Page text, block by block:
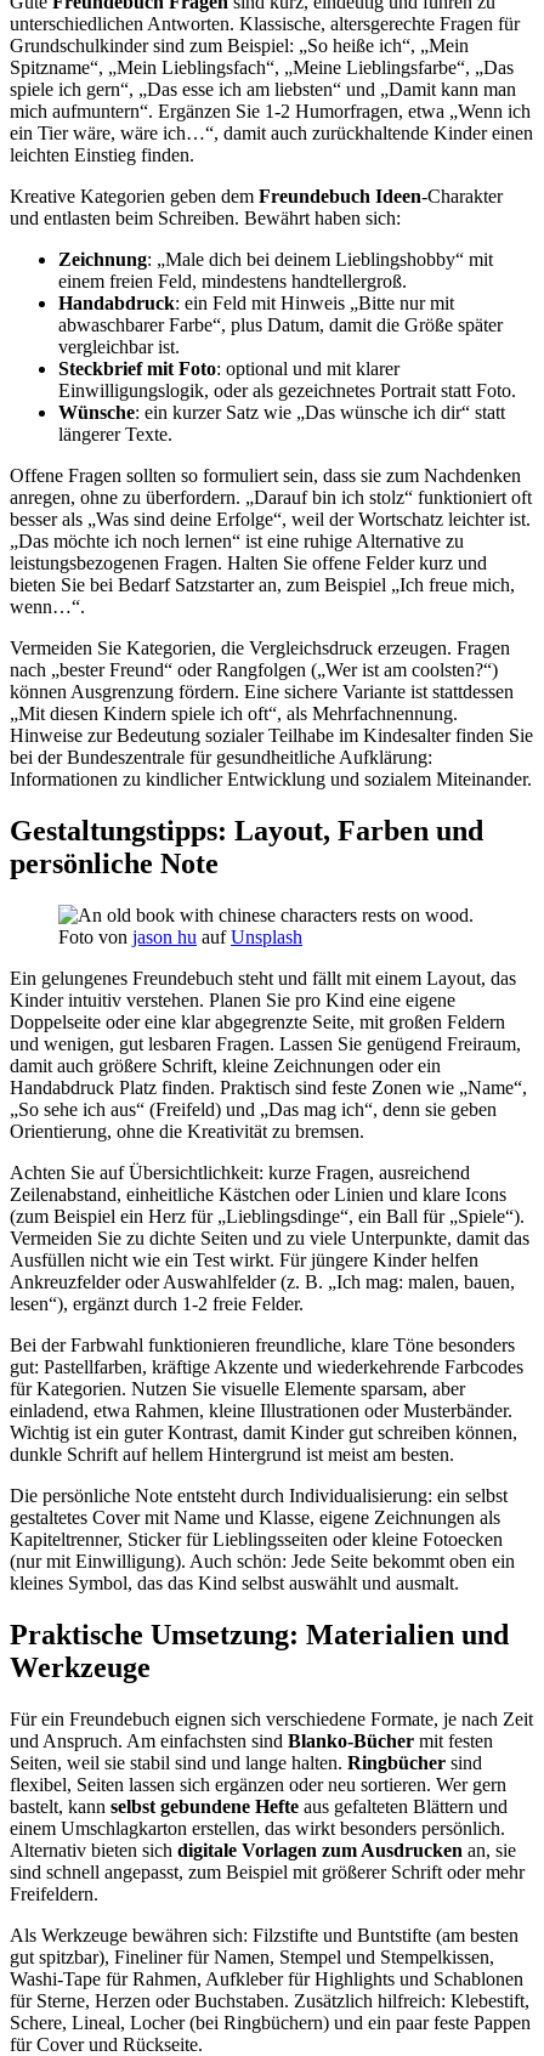
unterschiedlichen Antworten. Klassische, altersgerechte Fragen für
Grundschulkinder sind zum Beispiel: „So heiße ich“, „Mein
Spitzname“, „Mein Lieblingsfach“, „Meine Lieblingsfarbe“, „Das
spiele ich gern“, „Das esse ich am liebsten“ und „Damit kann man
mich aufmuntern“. Ergänzen Sie 1-2 Humorfragen, etwa „Wenn ich
ein Tier wäre, wäre ich…“, damit auch zurückhaltende Kinder einen
leichten Einstieg finden.
Kreative Kategorien geben dem Freundebuch Ideen-Charakter
und entlasten beim Schreiben. Bewährt haben sich:
Zeichnung: „Male dich bei deinem Lieblingshobby“ mit
einem freien Feld, mindestens handtellergroß.
Handabdruck: ein Feld mit Hinweis „Bitte nur mit
abwaschbarer Farbe“, plus Datum, damit die Größe später
vergleichbar ist.
Steckbrief mit Foto: optional und mit klarer
Einwilligungslogik, oder als gezeichnetes Portrait statt Foto.
Wünsche: ein kurzer Satz wie „Das wünsche ich dir“ statt
längerer Texte.
Offene Fragen sollten so formuliert sein, dass sie zum Nachdenken
anregen, ohne zu überfordern. „Darauf bin ich stolz“ funktioniert oft
besser als „Was sind deine Erfolge“, weil der Wortschatz leichter ist.
„Das möchte ich noch lernen“ ist eine ruhige Alternative zu
leistungsbezogenen Fragen. Halten Sie offene Felder kurz und
bieten Sie bei Bedarf Satzstarter an, zum Beispiel „Ich freue mich,
wenn…“.
Vermeiden Sie Kategorien, die Vergleichsdruck erzeugen. Fragen
nach „bester Freund“ oder Rangfolgen („Wer ist am coolsten?“)
können Ausgrenzung fördern. Eine sichere Variante ist stattdessen
„Mit diesen Kindern spiele ich oft“, als Mehrfachnennung.
Hinweise zur Bedeutung sozialer Teilhabe im Kindesalter finden Sie
bei der Bundeszentrale für gesundheitliche Aufklärung:
Informationen zu kindlicher Entwicklung und sozialem Miteinander.
Gestaltungstipps: Layout, Farben und
persönliche Note
Foto von jason hu aufUnsplash
Ein gelungenes Freundebuch steht und fällt mit einem Layout, das
Kinder intuitiv verstehen. Planen Sie pro Kind eine eigene
Doppelseite oder eine klar abgegrenzte Seite, mit großen Feldern
und wenigen, gut lesbaren Fragen. Lassen Sie genügend Freiraum,
damit auch größere Schrift, kleine Zeichnungen oder ein
Handabdruck Platz finden. Praktisch sind feste Zonen wie „Name“,
„So sehe ich aus“ (Freifeld) und „Das mag ich“, denn sie geben
Orientierung, ohne die Kreativität zu bremsen.
Achten Sie auf Übersichtlichkeit: kurze Fragen, ausreichend
Zeilenabstand, einheitliche Kästchen oder Linien und klare Icons
(zum Beispiel ein Herz für „Lieblingsdinge“, ein Ball für „Spiele“).
Vermeiden Sie zu dichte Seiten und zu viele Unterpunkte, damit das
Ausfüllen nicht wie ein Test wirkt. Für jüngere Kinder helfen
Ankreuzfelder oder Auswahlfelder (z. B. „Ich mag: malen, bauen,
lesen“), ergänzt durch 1-2 freie Felder.
Bei der Farbwahl funktionieren freundliche, klare Töne besonders
gut: Pastellfarben, kräftige Akzente und wiederkehrende Farbcodes
für Kategorien. Nutzen Sie visuelle Elemente sparsam, aber
einladend, etwa Rahmen, kleine Illustrationen oder Musterbänder.
Wichtig ist ein guter Kontrast, damit Kinder gut schreiben können,
dunkle Schrift auf hellem Hintergrund ist meist am besten.
Die persönliche Note entsteht durch Individualisierung: ein selbst
gestaltetes Cover mit Name und Klasse, eigene Zeichnungen als
Kapiteltrenner, Sticker für Lieblingsseiten oder kleine Fotoecken
(nur mit Einwilligung). Auch schön: Jede Seite bekommt oben ein
kleines Symbol, das das Kind selbst auswählt und ausmalt.
Praktische Umsetzung: Materialien und
Werkzeuge
Für ein Freundebuch eignen sich verschiedene Formate, je nach Zeit
und Anspruch. Am einfachsten sind Blanko-Bücher mit festen
Seiten, weil sie stabil sind und lange halten. Ringbücher sind
flexibel, Seiten lassen sich ergänzen oder neu sortieren. Wer gern
bastelt, kann selbst gebundene Hefte aus gefalteten Blättern und
einem Umschlagkarton erstellen, das wirkt besonders persönlich.
Alternativ bieten sich digitale Vorlagen zum Ausdrucken an, sie
sind schnell angepasst, zum Beispiel mit größerer Schrift oder mehr
Freifeldern.
Als Werkzeuge bewähren sich: Filzstifte und Buntstifte (am besten
gut spitzbar), Fineliner für Namen, Stempel und Stempelkissen,
Washi-Tape für Rahmen, Aufkleber für Highlights und Schablonen
für Sterne, Herzen oder Buchstaben. Zusätzlich hilfreich: Klebestift,
Schere, Lineal, Locher (bei Ringbüchern) und ein paar feste Pappen
für Cover und Rückseite.